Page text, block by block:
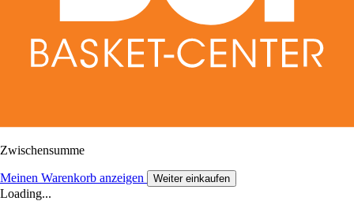
Zwischensumme
Meinen Warenkorb anzeigen Weiter einkaufen
Loading...